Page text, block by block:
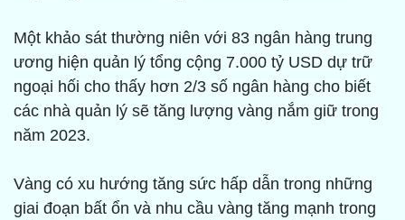
Một khảo sát thường niên với 83 ngân hàng trung
ương hiện quản lý tổng cộng 7.000 tỷ USD dự trữ
ngoại hối cho thấy hơn 2/3 số ngân hàng cho biết
các nhà quản lý sẽ tăng lượng vàng nắm giữ trong
năm 2023.
Vàng có xu hướng tăng sức hấp dẫn trong những
giai đoạn bất ổn và nhu cầu vàng tăng mạnh trong